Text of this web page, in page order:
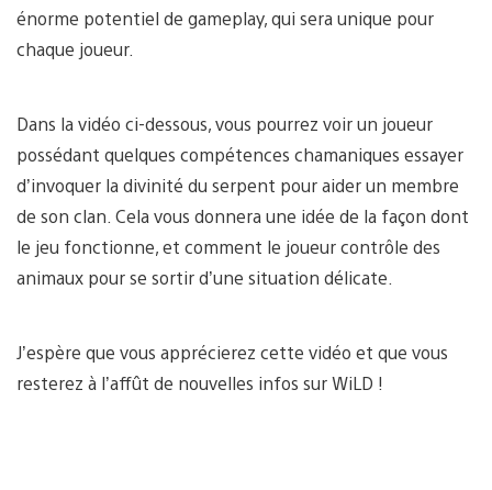
énorme potentiel de gameplay, qui sera unique pour
chaque joueur.
Dans la vidéo ci-dessous, vous pourrez voir un joueur
possédant quelques compétences chamaniques essayer
d’invoquer la divinité du serpent pour aider un membre
de son clan. Cela vous donnera une idée de la façon dont
le jeu fonctionne, et comment le joueur contrôle des
animaux pour se sortir d’une situation délicate.
J’espère que vous apprécierez cette vidéo et que vous
resterez à l’affût de nouvelles infos sur WiLD !